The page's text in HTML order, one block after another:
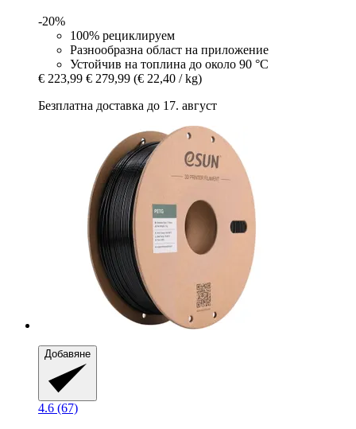
-20%
100% рециклируем
Разнообразна област на приложение
Устойчив на топлина до около 90 °C
€ 223,99 € 279,99 (€ 22,40 / kg)
Безплатна доставка до 17. август
Добавяне
4.6 (67)